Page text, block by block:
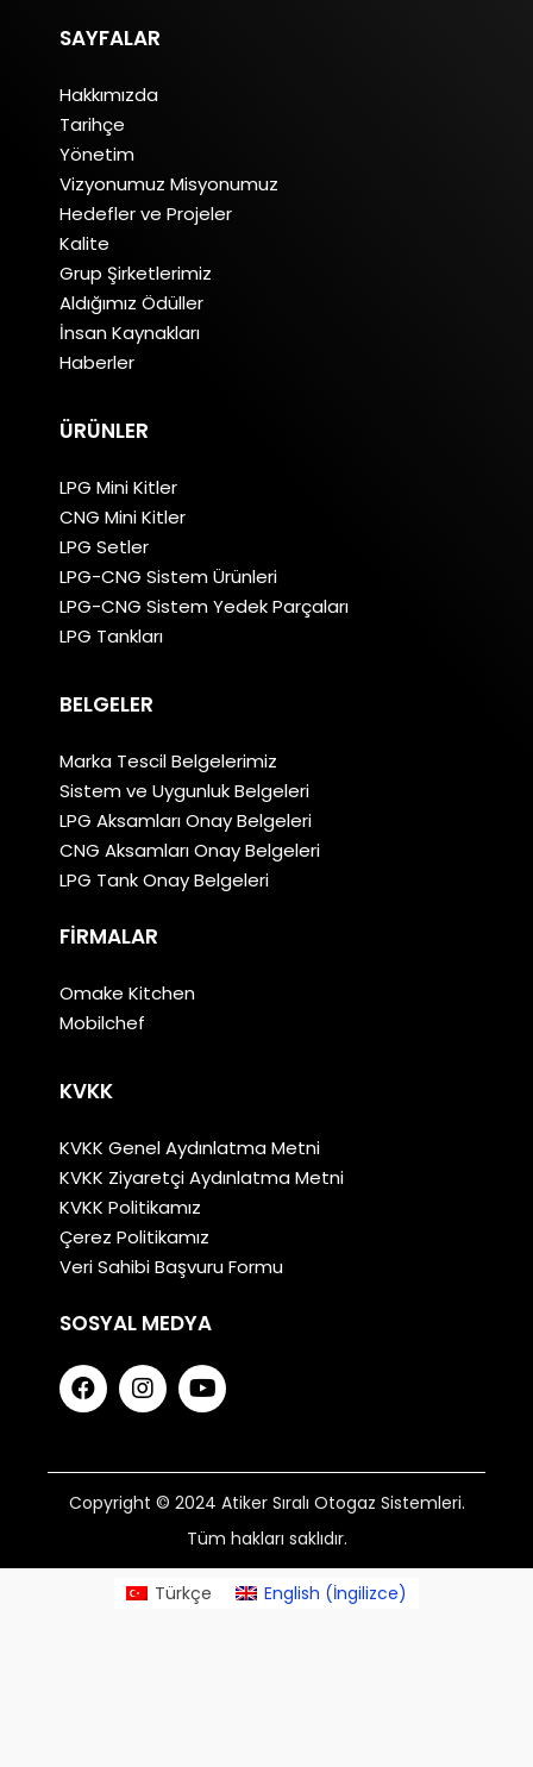
SAYFALAR
Hakkımızda
Tarihçe
Yönetim
Vizyonumuz Misyonumuz
Hedefler ve Projeler
Kalite
Grup Şirketlerimiz
Aldığımız Ödüller
İnsan Kaynakları
Haberler
ÜRÜNLER
LPG Mini Kitler
CNG Mini Kitler
LPG Setler
LPG-CNG Sistem Ürünleri
LPG-CNG Sistem Yedek Parçaları
LPG Tankları
BELGELER
Marka Tescil Belgelerimiz
Sistem ve Uygunluk Belgeleri
LPG Aksamları Onay Belgeleri
CNG Aksamları Onay Belgeleri
LPG Tank Onay Belgeleri
FIRMALAR
Omake Kitchen
Mobilchef
KVKK
KVKK Genel Aydınlatma Metni
KVKK Ziyaretçi Aydınlatma Metni
KVKK Politikamız
Çerez Politikamız
Veri Sahibi Başvuru Formu
SOSYAL MEDYA
Copyright © 2024 Atiker Sıralı Otogaz Sistemleri.
Tüm hakları saklıdır.
Türkçe English (İngilizce)